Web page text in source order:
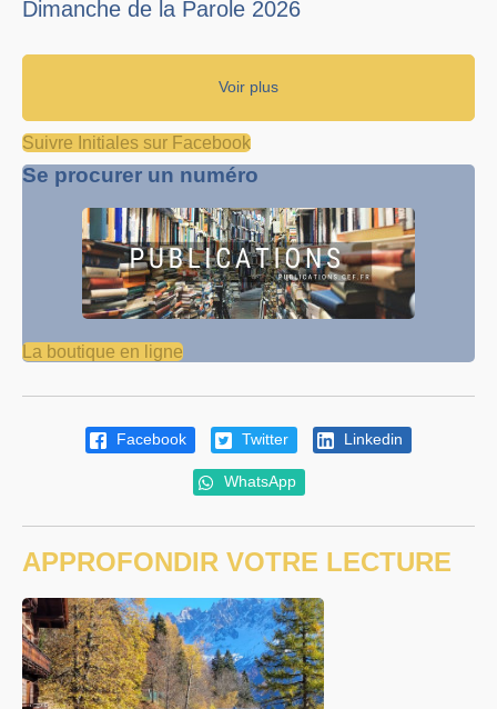
Dimanche de la Parole 2026
Voir plus
Suivre Initiales sur Facebook
Se procurer un numéro
La boutique en ligne
Facebook Twitter Linkedin
WhatsApp
APPROFONDIR VOTRE LECTURE